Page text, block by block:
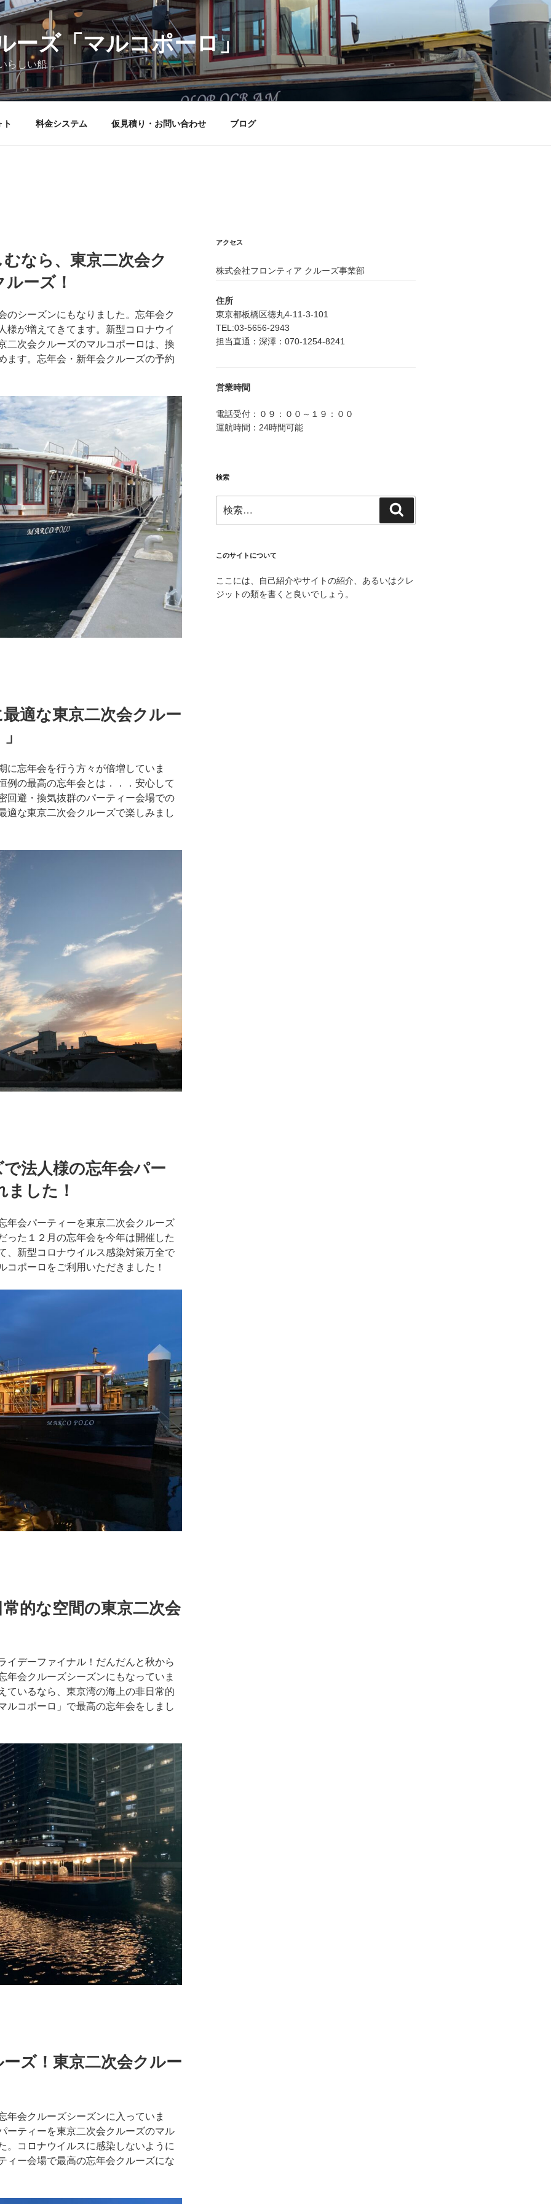
ーズ「マルコポーロ」
らしい船
ト 料金システム 仮見積り・お問い合わせ ブログ
なら、東京二次会ク
ーズ！
のシーズンにもなりました。忘年会ク
様が増えてきてます。新型コロナウイ
二次会クルーズのマルコポーロは、換
ます。忘年会・新年会クルーズの予約
適な東京二次会クルー
に忘年会を行う方々が倍増していま
例の最高の忘年会とは．．．安心して
回避・換気抜群のパーティー会場での
適な東京二次会クルーズで楽しみまし
法人様の忘年会パー
した！
年会パーティーを東京二次会クルーズ
った１２月の忘年会を今年は開催した
、新型コロナウイルス感染対策万全で
コポーロをご利用いただきました！
的な空間の東京二次会
イデーファイナル！だんだんと秋から
年会クルーズシーズンにもなっていま
ているなら、東京湾の海上の非日常的
ルコポーロ」で最高の忘年会をしまし
ズ！東京二次会クルー
年会クルーズシーズンに入っていま
ーティーを東京二次会クルーズのマル
。コロナウイルスに感染しないように
ィー会場で最高の忘年会クルーズにな
アクセス
株式会社フロンティア クルーズ事業部
住所
東京都板橋区徳丸4-11-3-101
TEL:03-5656-2943
担当直通：深澤：070-1254-8241
営業時間
電話受付：０９：００～１９：００
運航時間：24時間可能
検索
索:
索
このサイトについて
ここには、自己紹介やサイトの紹介、あるいはクレ
ジットの類を書くと良いでしょう。